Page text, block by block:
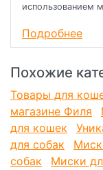
использованием
Прорезиненное
миску
Цвет изделия:
Размеры:
Состав:
Подробнее
Похожие
Товары для
магазине Филя
для кошек
для собак
собак
Миски